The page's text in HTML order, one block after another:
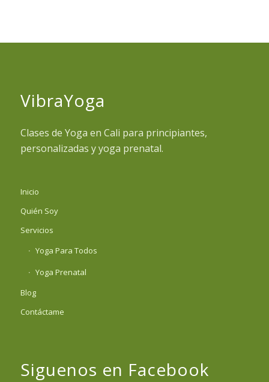
VibraYoga
Clases de Yoga en Cali para principiantes,
personalizadas y yoga prenatal.
Inicio
Quién Soy
Servicios
Yoga Para Todos
Yoga Prenatal
Blog
Contáctame
Siguenos en Facebook